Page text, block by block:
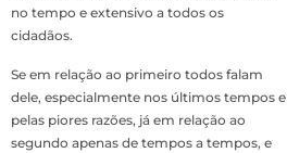
no tempo e extensivo a todos os
cidadãos.
Se em relação ao primeiro todos falam
dele, especialmente nos últimos tempos e
pelas piores razões, já em relação ao
segundo apenas de tempos a tempos, e